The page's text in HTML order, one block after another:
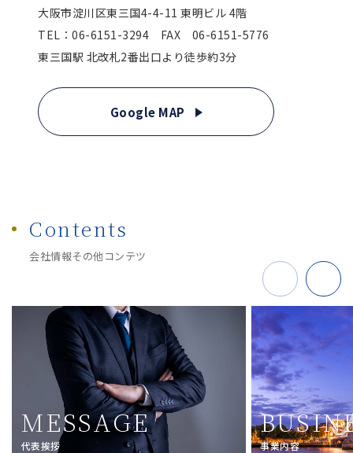
大阪市淀川区東三国4-4-11 東明ビル 4階
TEL：06-6151-3294 FAX 06-6151-5776
東三国駅 北改札2番出口より徒歩約3分
Google MAP
Contents
会社情報その他コンテツ
MESSAGE
代表挨拶 事業内容